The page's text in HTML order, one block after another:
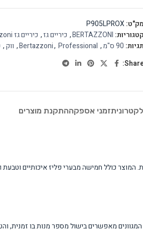
מק"ט:P905LPROX
קטגוריות: BERTAZZONI
, כיריים גז, כיריים גז bertazzoni
תגיות: 90 ס"מ ,
Bertazzoni, Professional
, ווק,
זמני אספקההתקנת מוצרים
מאפשרים בישול מספר מנות בו זמנית,